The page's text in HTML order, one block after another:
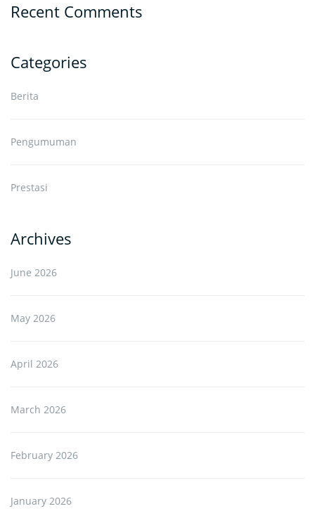
Recent Comments
Categories
Berita
Pengumuman
Prestasi
Archives
June 2026
May 2026
April 2026
March 2026
February 2026
January 2026